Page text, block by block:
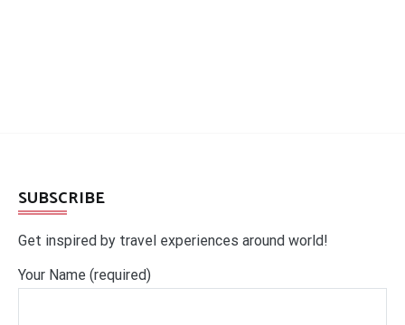
SUBSCRIBE
Get inspired by travel experiences around world!
Your Name (required)